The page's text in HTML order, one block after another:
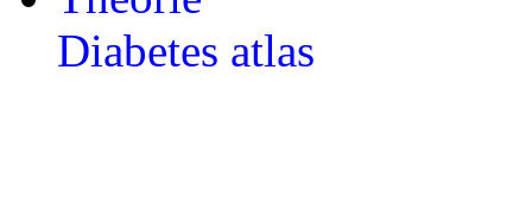
Diabetes atlas